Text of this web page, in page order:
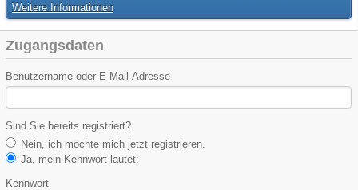
Weitere Informationen
Zugangsdaten
Benutzername oder E-Mail-Adresse
Sind Sie bereits registriert?
Nein, ich möchte mich jetzt registrieren.
Ja, mein Kennwort lautet:
Kennwort